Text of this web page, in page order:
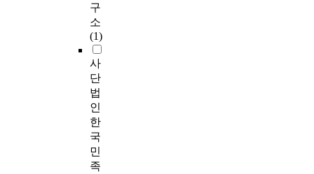
구
소
(1)
사
단
법
인
한
국
민
족